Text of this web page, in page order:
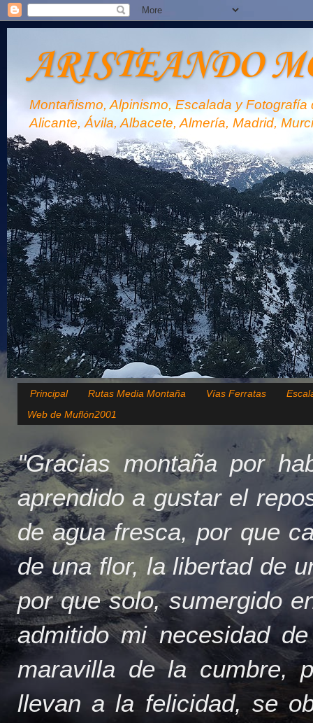
ARISTEANDO
Montañismo, Alpinismo, Escalada y
Alicante, Ávila, Albacete, Almería, Madrid,
Principal Rutas Media Montaña Vías Ferratas
Web de Muflón2001
"Gracias montaña por
aprendido a gustar el
de agua fresca, por que
de una flor, la libertad de
por que solo, sumergido
admitido mi necesidad
maravilla de la cumbre,
llevan a la felicidad, se